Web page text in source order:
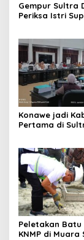
Gempur Sultra
Periksa Istri
Konawe jadi
Pertama di
Anggaran
Peletakan Batu
KNMP di Muara